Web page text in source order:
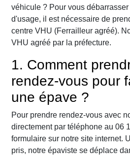
véhicule ? Pour vous
d'usage, il est nécessaire de
centre VHU (Ferrailleur agréé).
VHU agréé par la préfecture.
1. Comment
rendez-vous pour
une épave ?
Pour prendre rendez-vous avec
directement par téléphone au 06
formulaire sur notre site internet.
pris, notre épaviste se déplace